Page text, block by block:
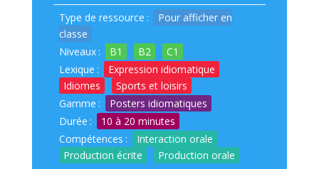
Type de ressource :
Pour afficher en
classe
Niveaux : B1 B2
C1
Lexique :
Expression idiomatique
Idiomes
Sports et loisirs
Gamme :
Posters idiomatiques
Durée :
10 à 20 minutes
Compétences :
Interaction orale
Production écrite
Production orale